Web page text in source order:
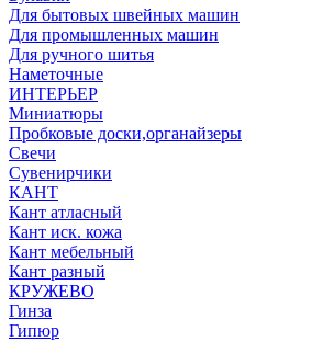
Для бытовых швейных машин
Для промышленных машин
Для ручного шитья
Наметочные
ИНТЕРЬЕР
Миниатюры
Пробковые доски,органайзеры
Свечи
Сувенирчики
КАНТ
Кант атласный
Кант иск. кожа
Кант мебельный
Кант разный
КРУЖЕВО
Гинза
Гипюр